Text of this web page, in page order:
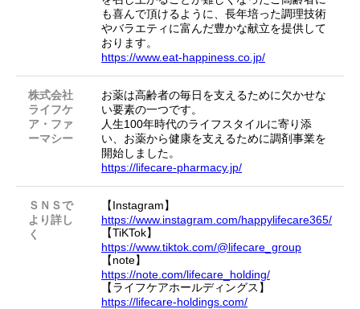
も喜んで頂けるように、長年培った調理技術
やバラエティに富んだ豊かな献立を提供して
おります。
https://www.eat-happiness.co.jp/
株式会社
ライフケ
ア・ファ
ーマシー
お薬は高齢者の毎日を支えるために欠かせな
い要素の一つです。
人生100年時代のライフスタイルに寄り添
い、お薬から健康を支えるために調剤事業を
開始しました。
https://lifecare-pharmacy.jp/
ＳＮＳで
より詳し
く
【Instagram】
https://www.instagram.com/happylifecare365/
【TiKTok】
https://www.tiktok.com/@lifecare_group
【note】
https://note.com/lifecare_holding/
【ライフケアホールディングス】
https://lifecare-holdings.com/